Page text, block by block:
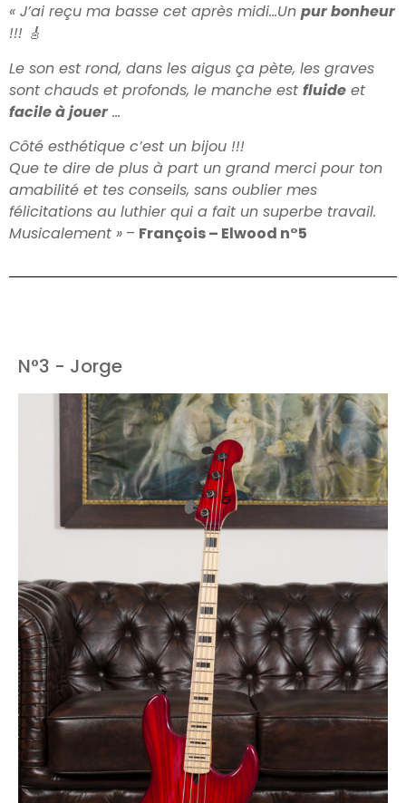
« J’ai reçu ma basse cet après midi…Un pur bonheur
!!! 🎸
Le son est rond, dans les aigus ça pète, les graves
sont chauds et profonds, le manche est fluide et
facile à jouer…
Côté esthétique c’est un bijou !!!
Que te dire de plus à part un grand merci pour ton
amabilité et tes conseils, sans oublier mes
félicitations au luthier qui a fait un superbe travail.
Musicalement » – François – Elwood n°5
N°3 - Jorge